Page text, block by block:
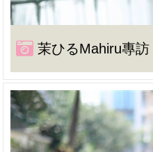
茉ひるMahiru專訪